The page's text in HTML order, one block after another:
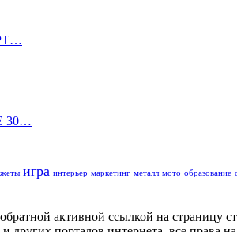
30…
игра интерьер маркетинг металл мото образование
активной ссылкой на страницу